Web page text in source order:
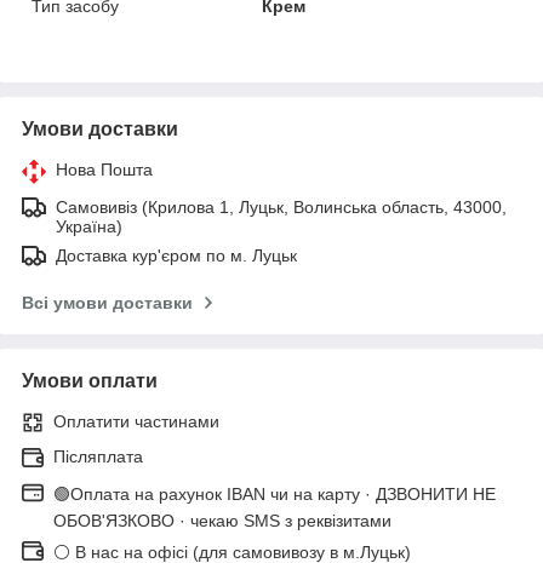
Тип засобу
Крем
Умови доставки
Нова Пошта
Самовивіз (Крилова 1, Луцьк, Волинська область, 43000,
Україна)
Доставка кур'єром по м. Луцьк
Всі умови доставки
Умови оплати
Оплатити частинами
Післяплата
🟢Оплата на рахунок IBAN чи на карту · ДЗВОНИТИ НЕ
ОБОВ'ЯЗКОВО · чекаю SMS з реквізитами
⚪ В нас на офісі (для самовивозу в м.Луцьк)